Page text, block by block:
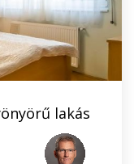
lakás